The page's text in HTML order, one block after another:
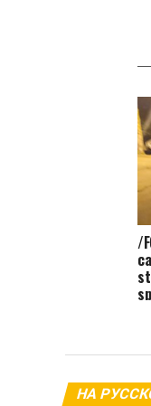
/
НА